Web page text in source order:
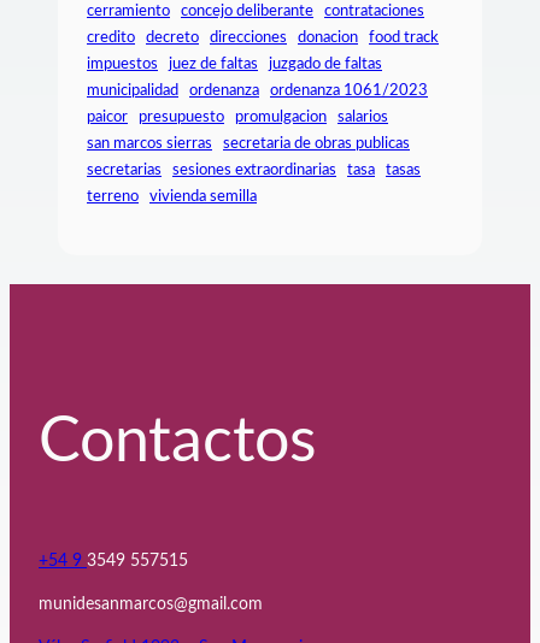
cerramiento
concejo deliberante
contrataciones
credito
decreto direcciones donacion
food track
impuestos
juez de faltas
juzgado de faltas
municipalidad
ordenanza
ordenanza 1061/2023
paicor
presupuesto promulgacion
salarios
san marcos sierras
secretaria de obras publicas
secretarias
sesiones extraordinarias tasa
tasas
terreno
vivienda semilla
Contactos
+54 9 3549 557515
munidesanmarcos@gmail.com